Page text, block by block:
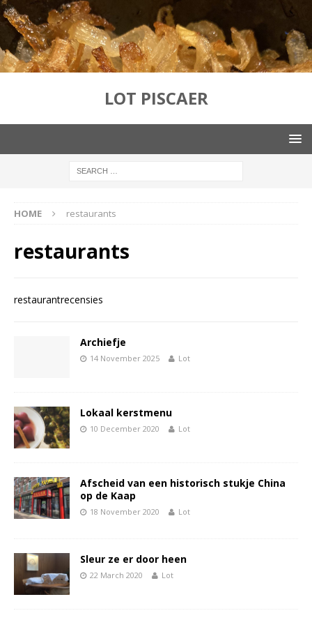
LOT PISCAER
HOME restaurants
restaurants
restaurantrecensies
Archiefje
14 November 2025 Lot
Lokaal kerstmenu
10 December 2020 Lot
Afscheid van een historisch stukje China
op de Kaap
18 November 2020 Lot
Sleur ze er door heen
22 March 2020 Lot